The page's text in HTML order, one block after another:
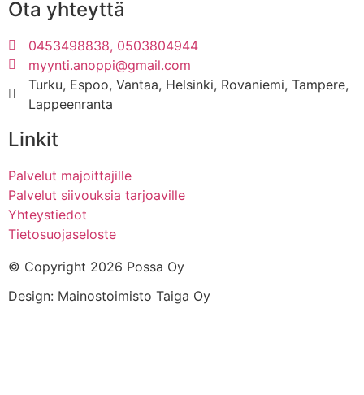
Ota yhteyttä
0453498838, 0503804944
myynti.anoppi@gmail.com
Turku, Espoo, Vantaa, Helsinki, Rovaniemi, Tampere,
Lappeenranta
Linkit
Palvelut majoittajille
Palvelut siivouksia tarjoaville
Yhteystiedot
Tietosuojaseloste
© Copyright 2026 Possa Oy
Design: Mainostoimisto Taiga Oy